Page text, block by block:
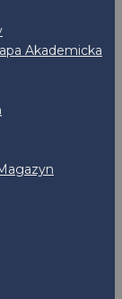
Akademicka